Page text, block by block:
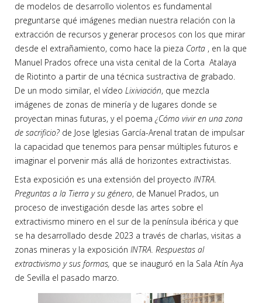
de modelos de desarrollo violentos es fundamental
preguntarse qué imágenes median nuestra relación con la
extracción de recursos y generar procesos con los que mirar
desde el extrañamiento, como hace la pieza Corta , en la que
Manuel Prados ofrece una vista cenital de la Corta Atalaya
de Riotinto a partir de una técnica sustractiva de grabado.
De un modo similar, el vídeo Lixiviación, que mezcla
imágenes de zonas de minería y de lugares donde se
proyectan minas futuras, y el poema ¿Cómo vivir en una zona
de sacrificio? de Jose Iglesias García-Arenal tratan de impulsar
la capacidad que tenemos para pensar múltiples futuros e
imaginar el porvenir más allá de horizontes extractivistas.
Esta exposición es una extensión del proyecto INTRA.
Preguntas a la Tierra y su género, de Manuel Prados, un
proceso de investigación desde las artes sobre el
extractivismo minero en el sur de la península ibérica y que
se ha desarrollado desde 2023 a través de charlas, visitas a
zonas mineras y la exposición INTRA. Respuestas al
extractivismo y sus formas, que se inauguró en la Sala Atín Aya
de Sevilla el pasado marzo.